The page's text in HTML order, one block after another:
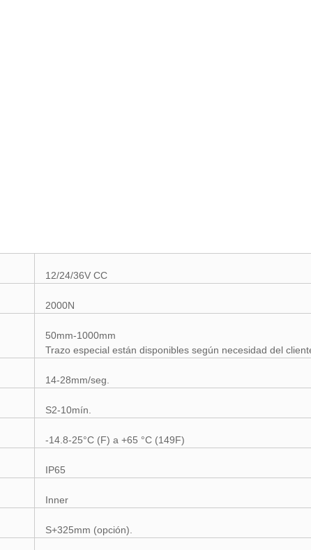
12/24/36V CC
2000N
50mm-1000mm
Trazo especial están disponibles según necesidad del
14-28mm/seg.
S2-10mín.
-14.8-25°C (F) a +65 °C (149F)
IP65
Inner
S+325mm (opción).